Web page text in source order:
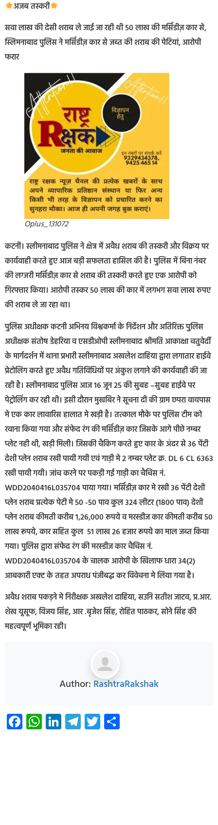
अजब तस्करी
सवा लाख की देसी शराब ले जाई जा रही थी 50 लाख की मर्सिडीज़ कार से,
स्लिमनाबाद पुलिस ने मर्सिडीज़ कार से जब्त की शराब की पेटियां, आरोपी
फरार
Oplus_131072
कटनी। स्लीमनाबाद पुलिस ने क्षेत्र में अवैध शराब की तस्करी और विक्रय पर
कार्यवाही करते हुए आज बड़ी सफलता हासिल की है। पुलिस में बिना नंबर
की लग्जरी मर्सिडीज़ कार से शराब की तस्करी करते हुए एक आरोपी को
गिरफ्तार किया। आरोपी तस्कर 50 लाख की कार में लगभग सवा लाख रुपए
की शराब ले जा रहा था।
पुलिस अधीक्षक कटनी अभिनय विश्वकर्मा के निर्देशन और अतिरिक्त पुलिस
अधीक्षक संतोष डेहरिया व एसडीओपी स्लीमनाबाद श्रीमति आकाक्षा चतुवेर्दी
के मार्गदर्शन में थाना प्रभारी स्लीमनाबाद अखलेश दाहिया द्वारा लगातार हाईवे
प्रेटोलिग करते हुए अवैध गतिविधियों पर अंकुश लगाने की कार्यवाही की जा
रही है। स्लीमनाबाद पुलिस आज 16 जून 25 की सुबह –सुबह हाईवे पर
पेट्रोलिंग कर रही थी। इसी दौरान मुखबिर ने सूचना दी की ग्राम छपरा वायपास
मे एक कार लावारिस हालात मे खड़ी है। तत्काल मौके पर पुलिस टीम को
रवाना किया गया और संफेद रंग की मर्सिडीज़ कार जिसके आगे पीछे नम्बर
प्लेट नही थी, खड़ी मिली। जिसकी चैकिग करते हुए कार के अंदर से 36 पेंटी
देशी प्लेन शराब रखी पायी गयी एवं गाड़ी मे 2 नम्बर प्लेट क्र. DL 6 CL 6363
रखी पायी गयी। जांच करने पर पकड़ी गई गाड़ी का चैचिस नं.
WDD2040416L035704 पाया गया। मर्सिडीज़ कार मे रखी 36 पेंटी देशी
प्लेन शराब प्रत्येक पेटी मे 50 -50 पाव कुल 324 लीटर (1800 पाव) देशी
प्लेन शराब कीमती करीब 1,26,000 रूपये व मरस्डीज कार कीमती करीब 50
लाख रूपये, कार सहित कुल 51 लाख 26 हजार रूपये का माल जब्त किया
गया। पुलिस द्वारा संफेद रंग की मरस्डीज कार चैचिस नं.
WDD2040416L035704 के चालक आरोपी के खिलाफ धारा 34(2)
आबकारी एक्ट के तहत अपराध पंजीबद्ध कर विवेचना मे लिया गया है।
अवैध शराब पकड़ने मे निरीक्षक अखलेश दाहिया, सउनि सतीश जाटव, प्र.आर.
शेख यूसूफ, विजय सिंह, आर .बृजेश सिंह, रोहित पाठकर, सोने सिंह की
महत्वपूर्ण भूमिका रही।
Author: RashtraRakshak
Facebook
WhatsApp
LinkedIn
Telegram
Twitter